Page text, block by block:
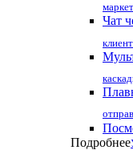
Чат
Подробнее